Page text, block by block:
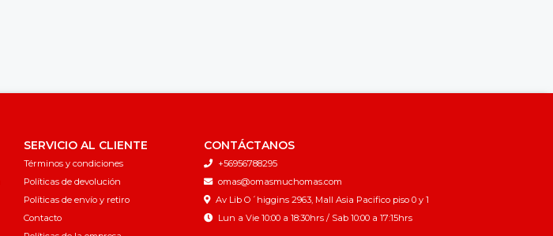
SERVICIO AL CLIENTE
Términos y condiciones
Políticas de devolución
Políticas de envío y retiro
Contacto
CONTÁCTANOS
+56956788295
omas@omasmuchomas.com
Av Lib O´higgins 2963, Mall Asia Pacifico piso 0 y 1
Lun a Vie 10:00 a 18:30hrs / Sab 10:00 a 17:15hrs